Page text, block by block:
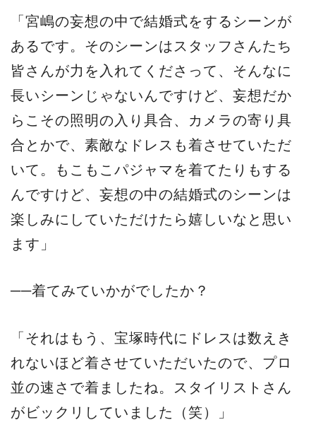
「宮嶋の妄想の中で結婚式をするシーンが
あるです。そのシーンはスタッフさんたち
皆さんが力を入れてくださって、そんなに
長いシーンじゃないんですけど、妄想だか
らこその照明の入り具合、カメラの寄り具
合とかで、素敵なドレスも着させていただ
いて。もこもこパジャマを着てたりもする
んですけど、妄想の中の結婚式のシーンは
楽しみにしていただけたら嬉しいなと思い
ます」
──着てみていかがでしたか？
「それはもう、宝塚時代にドレスは数えき
れないほど着させていただいたので、プロ
並の速さで着ましたね。スタイリストさん
がビックリしていました（笑）」